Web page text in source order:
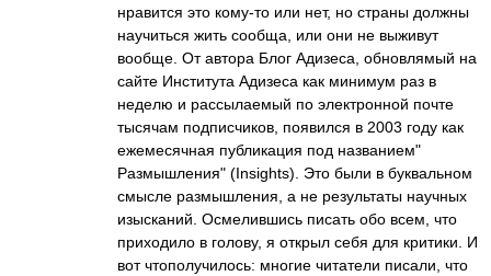
нравится это кому-то или нет, но страны должны
научиться жить сообща, или они не выживут
вообще. От автора Блог Адизеса, обновлямый на
сайте Института Адизеса как минимум раз в
неделю и рассылаемый по электронной почте
тысячам подписчиков, появился в 2003 году как
ежемесячная публикация под названием"
Размышления" (Insights). Это были в буквальном
смысле размышления, а не результаты научных
изысканий. Осмелившись писать обо всем, что
приходило в голову, я открыл себя для критики. И
вот чтополучилось: многие читатели писали, что